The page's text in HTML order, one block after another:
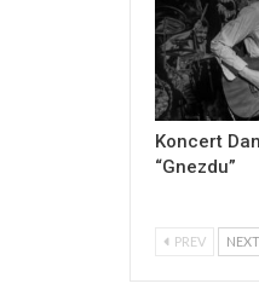
Koncert
“Gnezdu”
PREV NEXT